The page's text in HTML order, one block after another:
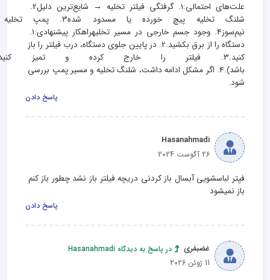
علت‌های احتمالی:1. گرفتگی فیلتر تخلیه → شایع‌ترین دلیل2.
شلنگ تخلیه پیچ خورده یا
نیم‌سوز4. وجود جسم خارجی در مسیر تخلیهراهکار پیشنهادی:1.
دستگاه را از برق بکشید.2. در پایین جلوی دستگاه، درب فیلتر را باز
کنید.3. فیلتر را خارج کرده و تمیز
باشد).4. اگر مشکل ادامه داشت، شلنگ تخلیه و مسیر پمپ بررسی
شود.
پاسخ دادن
Hasanahmadi
26 آگوست 2024
فیِتر لباسشویی آبسال باز کردنی دریچه فیلتر باز نشد چطور باز کنم
باز نمیشود
پاسخ دادن
غضبفری
در پاسخ به دیدگاه Hasanahmadi
11 ژوئن 2026